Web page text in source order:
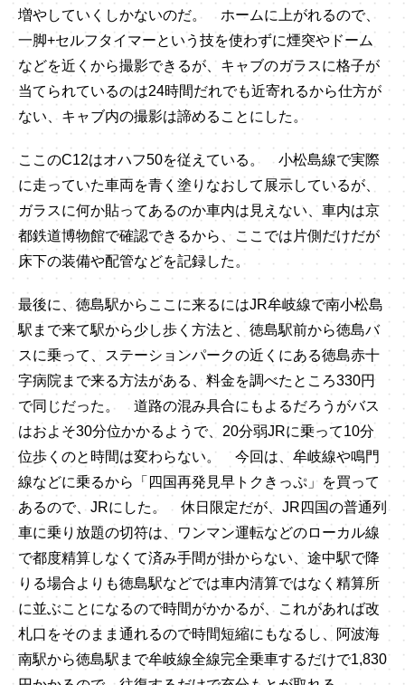
増やしていくしかないのだ。 ホームに上がれるので、
一脚+セルフタイマーという技を使わずに煙突やドーム
などを近くから撮影できるが、キャブのガラスに格子が
当てられているのは24時間だれでも近寄れるから仕方が
ない、キャブ内の撮影は諦めることにした。
ここのC12はオハフ50を従えている。 小松島線で実際
に走っていた車両を青く塗りなおして展示しているが、
ガラスに何か貼ってあるのか車内は見えない、車内は京
都鉄道博物館で確認できるから、ここでは片側だけだが
床下の装備や配管などを記録した。
最後に、徳島駅からここに来るにはJR牟岐線で南小松島
駅まで来て駅から少し歩く方法と、徳島駅前から徳島バ
スに乗って、ステーションパークの近くにある徳島赤十
字病院まで来る方法がある、料金を調べたところ330円
で同じだった。 道路の混み具合にもよるだろうがバス
はおよそ30分位かかるようで、20分弱JRに乗って10分
位歩くのと時間は変わらない。 今回は、牟岐線や鳴門
線などに乗るから「四国再発見早トクきっぷ」を買って
あるので、JRにした。 休日限定だが、JR四国の普通列
車に乗り放題の切符は、ワンマン運転などのローカル線
で都度精算しなくて済み手間が掛からない、途中駅で降
りる場合よりも徳島駅などでは車内清算ではなく精算所
に並ぶことになるので時間がかかるが、これがあれば改
札口をそのまま通れるので時間短縮にもなるし、阿波海
南駅から徳島駅まで牟岐線全線完全乗車するだけで1,830